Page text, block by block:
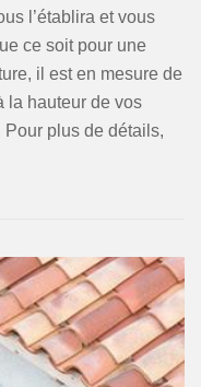
l’établira et vous
ce soit pour une
il est en mesure de
la hauteur de vos
plus de détails,